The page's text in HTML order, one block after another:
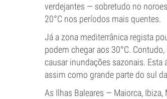
verdejantes — sobretudo no
20°C nos períodos mais quentes.
Já a zona mediterrânica regista
podem chegar aos 30°C.
causar inundações sazonais.
assim como grande parte do sul
As Ilhas Baleares — Maiorca,